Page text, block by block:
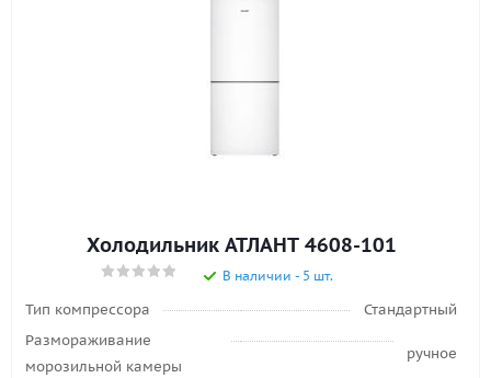
Холодильник АТЛАНТ 4608-101
В наличии - 5 шт.
Тип компрессора
Стандартный
Размораживание
морозильной камеры
ручное